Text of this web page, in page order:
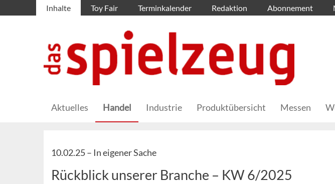
Inhalte Toy Fair Terminkalender Redaktion Abonnement
Aktuelles Handel Industrie Produktübersicht Messen
10.02.25 – In eigener Sache
Rückblick unserer Branche – KW 6/2025